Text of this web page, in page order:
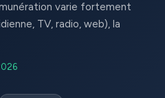
varie fortement
TV, radio, web), la